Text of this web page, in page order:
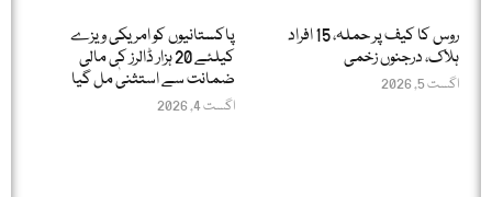
روس کا کیف پر حملہ، 15 افراد
ہلاک، درجنوں زخمی
اگست 5, 2026
پاکستانیوں کو امریکی ویزے
کیلئے 20 ہزار ڈالرز کی مالی
ضمانت سے استثنیٰ مل گیا
اگست 4, 2026